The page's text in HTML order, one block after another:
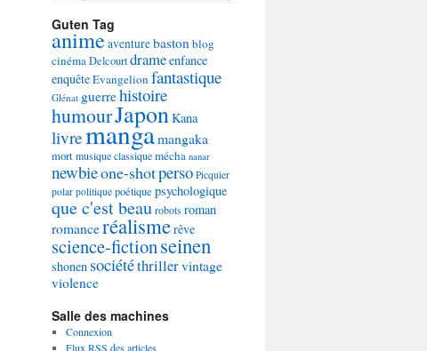
Guten Tag
animeaventurebaston blog
cinémaDelcourtdrameenfance
enquêteEvangelion fantastique
Glénat guerrehistoire
humourJapon Kana
livremangamangaka
mortmusique classiquemécha nanar
newbieone-shotperso Picquier
polar politique poétique psychologique
que c'est beaurobotsroman
romanceréalismerêve
science-fictionseinen
shonen sociététhrillervintage
violence
Salle des machines
Connexion
Flux RSS des articles